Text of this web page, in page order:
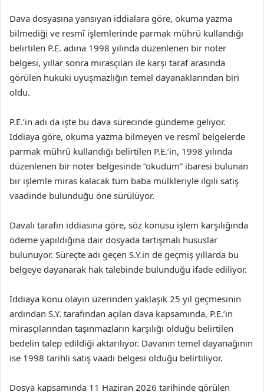
Dava dosyasına yansıyan iddialara göre, okuma yazma
bilmediği ve resmî işlemlerinde parmak mührü kullandığı
belirtilen P.E. adına 1998 yılında düzenlenen bir noter
belgesi, yıllar sonra mirasçıları ile karşı taraf arasında
görülen hukuki uyuşmazlığın temel dayanaklarından biri
oldu.
P.E.’in adı da işte bu dava sürecinde gündeme geliyor.
İddiaya göre, okuma yazma bilmeyen ve resmî belgelerde
parmak mührü kullandığı belirtilen P.E.’in, 1998 yılında
düzenlenen bir noter belgesinde “okudum” ibaresi bulunan
bir işlemle miras kalacak tüm baba mülkleriyle ilgili satış
vaadinde bulunduğu öne sürülüyor.
Davalı tarafın iddiasına göre, söz konusu işlem karşılığında
ödeme yapıldığına dair dosyada tartışmalı hususlar
bulunuyor. Süreçte adı geçen S.Y.in de geçmiş yıllarda bu
belgeye dayanarak hak talebinde bulunduğu ifade ediliyor.
İddiaya konu olayın üzerinden yaklaşık 25 yıl geçmesinin
ardından S.Y. tarafından açılan dava kapsamında, P.E.’in
mirasçılarından taşınmazların karşılığı olduğu belirtilen
bedelin talep edildiği aktarılıyor. Davanın temel dayanağının
ise 1998 tarihli satış vaadi belgesi olduğu belirtiliyor.
Dosya kapsamında 11 Haziran 2026 tarihinde görülen